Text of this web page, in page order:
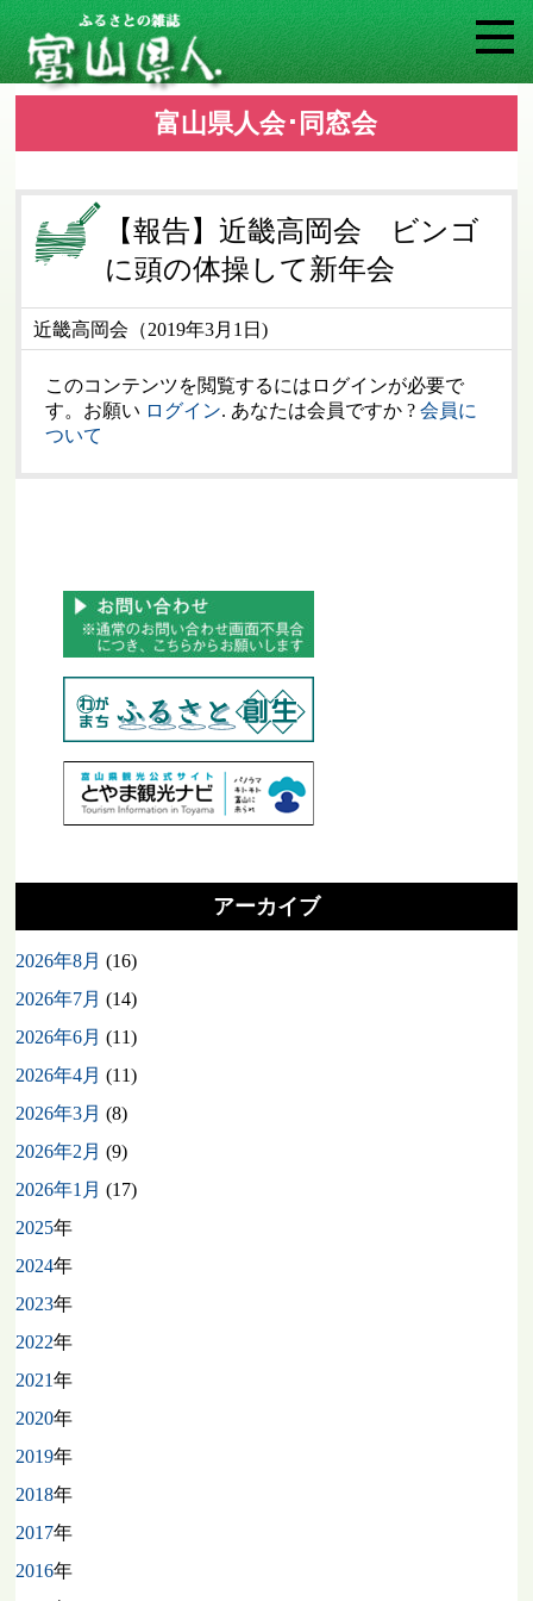
富山県人会･同窓会
【報告】近畿高岡会 ビンゴ
に頭の体操して新年会
近畿高岡会（2019年3月1日)
このコンテンツを閲覧するにはログインが必要で
す。お願い ログイン. あなたは会員ですか ?会員に
ついて
アーカイブ
2026年8月 (16)
2026年7月 (14)
2026年6月 (11)
2026年4月 (11)
2026年3月 (8)
2026年2月 (9)
2026年1月 (17)
2025年
2024年
2023年
2022年
2021年
2020年
2019年
2018年
2017年
2016年